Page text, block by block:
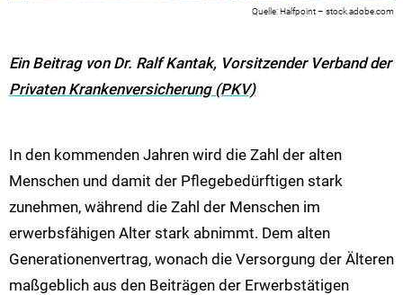
Halfpoint – stock.adobe.com
Ein Beitrag von Dr. Ralf Kantak, Vorsitzender Verband der
Privaten Krankenversicherung (PKV)
In den kommenden Jahren wird die Zahl der alten
Menschen und damit der Pflegebedürftigen stark
zunehmen, während die Zahl der Menschen im
erwerbsfähigen Alter stark abnimmt. Dem alten
Generationenvertrag, wonach die Versorgung der Älteren
maßgeblich aus den Beiträgen der Erwerbstätigen